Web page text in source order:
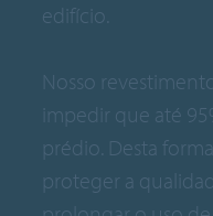
edifício.
Nosso
impedir que até
prédio. Desta
proteger a